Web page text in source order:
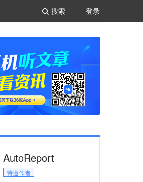
登录
搜索
AutoReport
特邀作者